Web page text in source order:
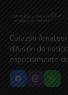
Corazón
difusión de
especialmente